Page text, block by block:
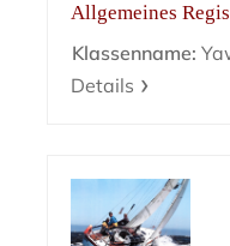
Allgemeines
Klassenname:
Details